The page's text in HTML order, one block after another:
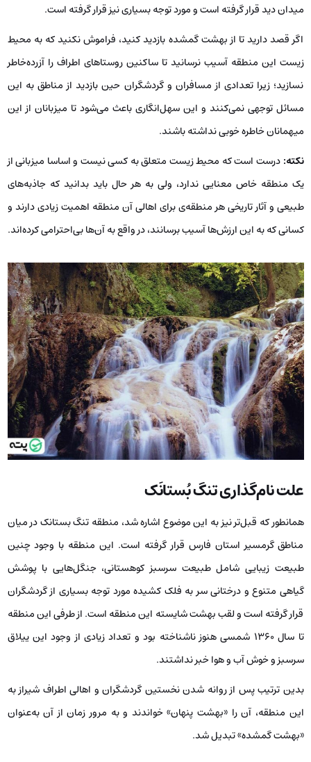
میدان دید قرار گرفته است و مورد توجه بسیاری نیز قرار گرفته است.
اگر قصد دارید تا از بهشت گمشده بازدید کنید، فراموش نکنید که به محیط
زیست این منطقه آسیب نرسانید تا ساکنین روستاهای اطراف را آزرده‌خاطر
نسازید؛ زیرا تعدادی از مسافران و گردشگران حین بازدید از مناطق به این
مسائل توجهی نمی‌کنند و این سهل‌انگاری باعث می‌شود تا میزبانان از این
میهمانان خاطره خوبی نداشته باشند.
نکته: درست است که محیط زیست متعلق به کسی نیست و اساسا میزبانی از
یک منطقه خاص معنایی ندارد، ولی به هر حال باید بدانید که جاذبه‌های
طبیعی و آثار تاریخی هر منطقه‌ی برای اهالی آن منطقه اهمیت زیادی دارند و
کسانی که به این ارزش‌ها آسیب برسانند، در واقع به آن‌ها بی‌احترامی کرده‌اند.
علت نام‌گذاری تنگ بُستانَک
همانطور که قبل‌تر نیز به این موضوع اشاره شد، منطقه تنگ بستانک در میان
مناطق گرمسیر استان فارس قرار گرفته است. این منطقه با وجود چنین
طبیعت زیبایی شامل طبیعت سرسبز کوهستانی، جنگل‌هایی با پوشش
گیاهی متنوع و درختانی سر به فلک کشیده مورد توجه بسیاری از گردشگران
قرار گرفته است و لقب بهشت شایسته این منطقه است. از طرفی این منطقه
تا سال 1360 شمسی هنوز ناشناخته بود و تعداد زیادی از وجود این ییلاق
سرسبز و خوش آب و هوا خبر نداشتند.
بدین ترتیب پس از روانه شدن نخستین گردشگران و اهالی اطراف شیراز به
این منطقه، آن را «بهشت پنهان» خواندند و به مرور زمان از آن به‌عنوان
«بهشت گمشده» تبدیل شد.